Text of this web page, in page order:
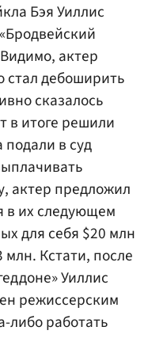
Бэя Уиллис
актер
стал дебоширить
сказалось
в итоге решили
подали в суд
актер предложил
в их следующем
для себя $20 млн
млн. Кстати, после
Уиллис
режиссерским
либо работать